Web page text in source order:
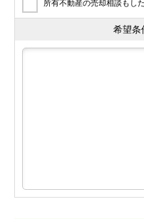
所有不動産の売却相談もし
希望条